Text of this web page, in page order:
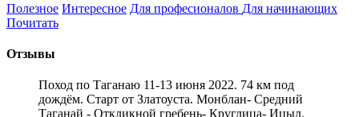
Полезное Интересное Для професионалов Для начинающих
Почитать
Отзывы
Поход по Таганаю 11-13 июня 2022. 74 км под
дождём. Старт от Златоуста. Монблан- Средний
Таганай - Откликной гребень- Круглица- Ицыл.